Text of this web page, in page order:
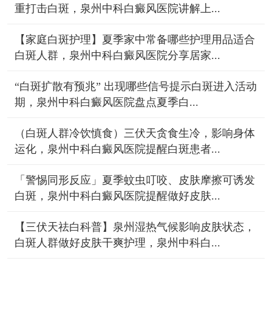
重打击白斑，泉州中科白癜风医院讲解上...
【家庭白斑护理】夏季家中常备哪些护理用品适合
白斑人群，泉州中科白癜风医院分享居家...
“白斑扩散有预兆” 出现哪些信号提示白斑进入活动
期，泉州中科白癜风医院盘点夏季白...
（白斑人群冷饮慎食）三伏天贪食生冷，影响身体
运化，泉州中科白癜风医院提醒白斑患者...
「警惕同形反应」夏季蚊虫叮咬、皮肤摩擦可诱发
白斑，泉州中科白癜风医院提醒做好皮肤...
【三伏天祛白科普】泉州湿热气候影响皮肤状态，
白斑人群做好皮肤干爽护理，泉州中科白...